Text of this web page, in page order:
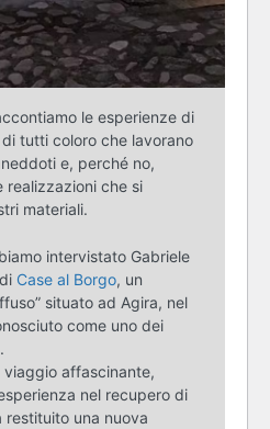
le esperienze di
tutti coloro che lavorano
e, perché no,
realizzazioni che si
materiali.
intervistato Gabriele
Case al Borgo, un
situato ad Agira, nel
come uno dei
viaggio affascinante,
nel recupero di
restituito una nuova